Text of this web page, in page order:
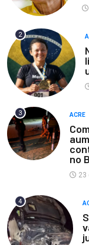
2
3 ACRE
no
23
4